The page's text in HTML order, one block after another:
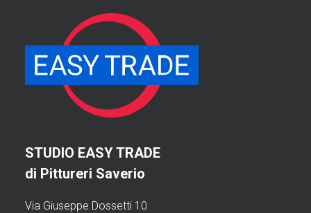
STUDIO EASY TRADE
di Pittureri Saverio
Via Giuseppe Dossetti 10